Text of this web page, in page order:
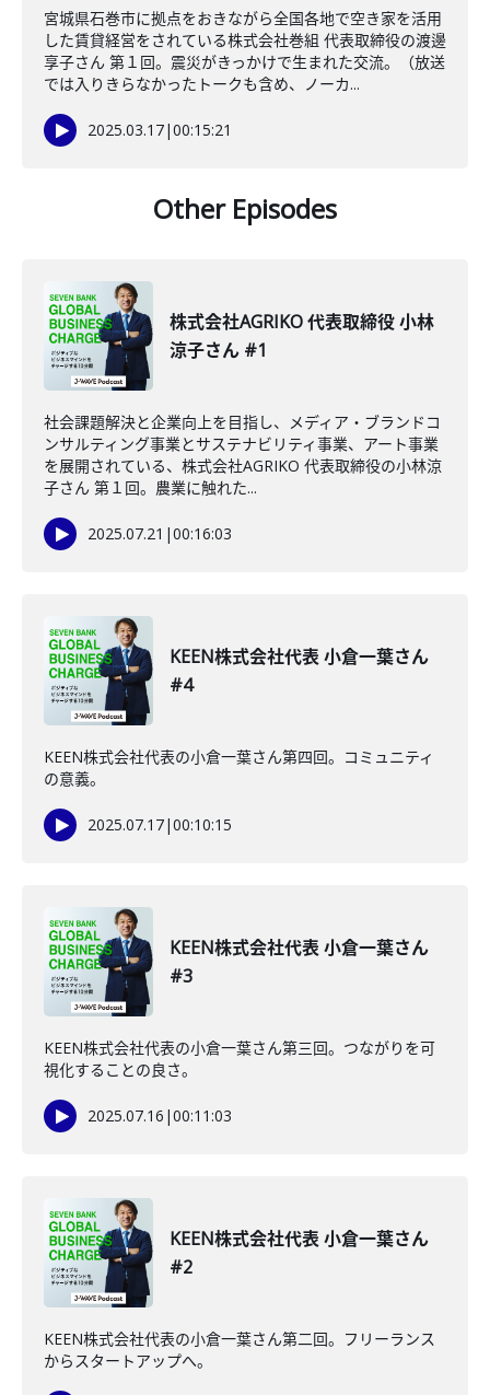
宮城県石巻市に拠点をおきながら全国各地で空き家を活用
した賃貸経営をされている株式会社巻組 代表取締役の渡邊
享子さん 第１回。震災がきっかけで生まれた交流。（放送
では入りきらなかったトークも含め、ノーカ...
2025.03.17|00:15:21
Other Episodes
株式会社AGRIKO 代表取締役 小林
涼子さん #1
社会課題解決と企業向上を目指し、メディア・ブランドコ
ンサルティング事業とサステナビリティ事業、アート事業
を展開されている、株式会社AGRIKO 代表取締役の小林涼
子さん 第１回。農業に触れた...
2025.07.21 |00:16:03
KEEN株式会社代表 小倉一葉さん
#4
KEEN株式会社代表の小倉一葉さん第四回。コミュニティ
の意義。
2025.07.17|00:10:15
KEEN株式会社代表 小倉一葉さん
#3
KEEN株式会社代表の小倉一葉さん第三回。つながりを可
視化することの良さ。
2025.07.16 |00:11:03
KEEN株式会社代表 小倉一葉さん
#2
KEEN株式会社代表の小倉一葉さん第二回。フリーランス
からスタートアップへ。